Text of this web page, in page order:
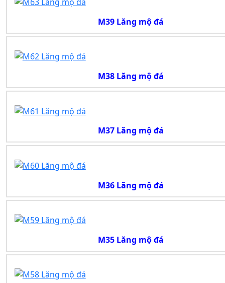
M39 Lăng mộ đá
M38 Lăng mộ đá
M37 Lăng mộ đá
M36 Lăng mộ đá
M35 Lăng mộ đá